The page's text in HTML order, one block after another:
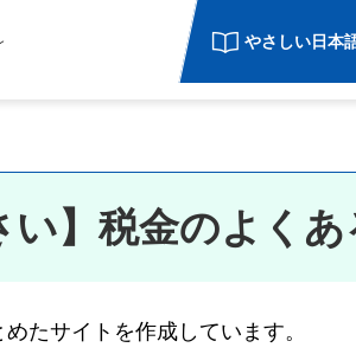
やさしい日本
い】税金のよくあ
めたサイトを作成しています。